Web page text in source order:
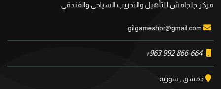
مركز جلجامش للتأهيل والتدريب السياحي والفندقي
+963 992 866-664
دمشق , سورية